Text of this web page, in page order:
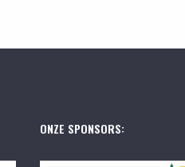
ONZE SPONSORS: